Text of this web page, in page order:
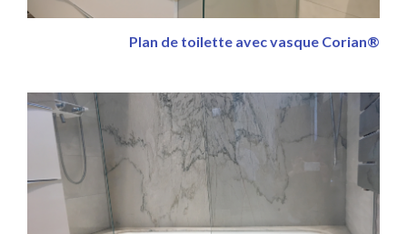
Plan de toilette avec vasque Corian®